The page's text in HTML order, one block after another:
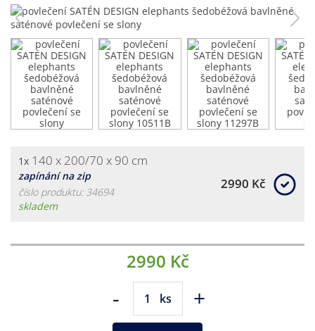
1x 140 x 200/70 x 90 cm
zapínání na zip
číslo produktu: 34694
skladem
2990 Kč
2990 Kč
- ks +